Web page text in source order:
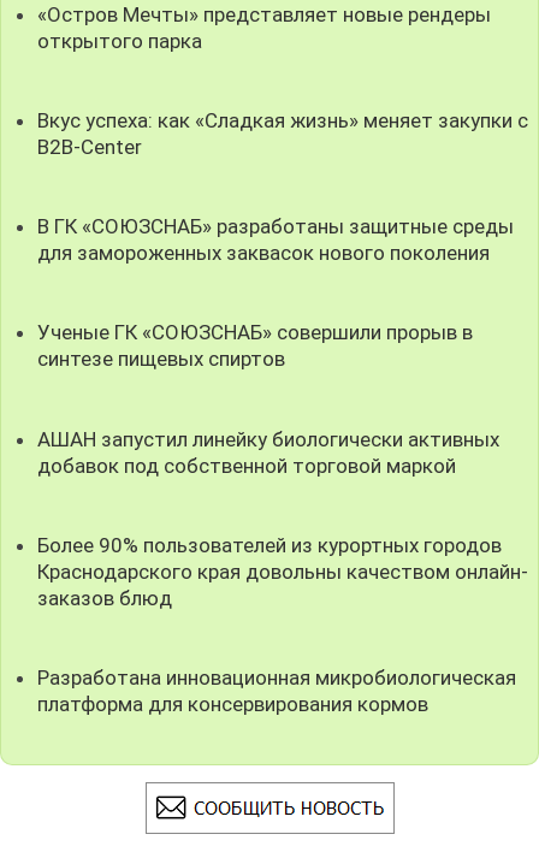
«Остров Мечты» представляет новые рендеры
открытого парка
Вкус успеха: как «Сладкая жизнь» меняет закупки с
B2B-Center
В ГК «СОЮЗСНАБ» разработаны защитные среды
для замороженных заквасок нового поколения
Ученые ГК «СОЮЗСНАБ» совершили прорыв в
синтезе пищевых спиртов
АШАН запустил линейку биологически активных
добавок под собственной торговой маркой
Более 90% пользователей из курортных городов
Краснодарского края довольны качеством онлайн-
заказов блюд
Разработана инновационная микробиологическая
платформа для консервирования кормов